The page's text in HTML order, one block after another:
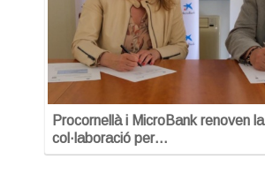
Procornellà i MicroBank renoven la
col·laboració per…